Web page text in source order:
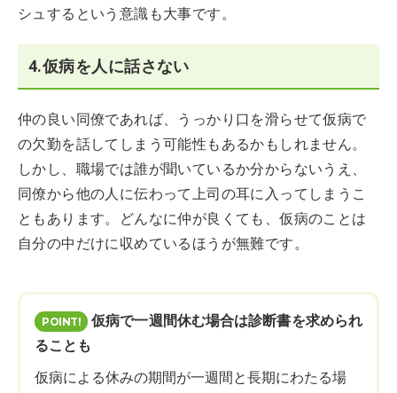
シュするという意識も大事です。
4.仮病を人に話さない
仲の良い同僚であれば、うっかり口を滑らせて仮病で
の欠勤を話してしまう可能性もあるかもしれません。
しかし、職場では誰が聞いているか分からないうえ、
同僚から他の人に伝わって上司の耳に入ってしまうこ
ともあります。どんなに仲が良くても、仮病のことは
自分の中だけに収めているほうが無難です。
仮病で一週間休む場合は診断書を求められ
ることも
仮病による休みの期間が一週間と長期にわたる場